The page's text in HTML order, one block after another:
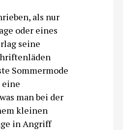
als nur
oder eines
seine
Sommermode
eine
man bei der
kleinen
in Angriff